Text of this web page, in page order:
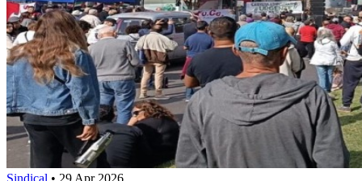
Sindical • 29 Apr 2026